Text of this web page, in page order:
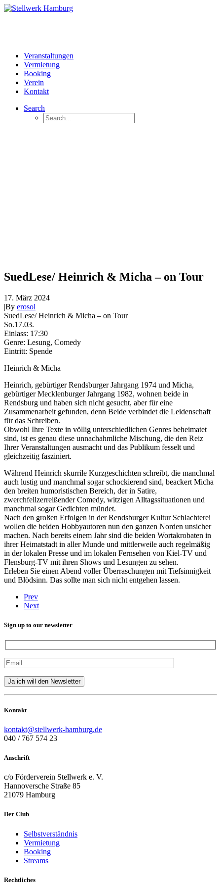
Veranstaltungen
Vermietung
Booking
Verein
Kontakt
Search
SuedLese/ Heinrich & Micha – on Tour
17. März 2024
|By erosol
SuedLese/ Heinrich & Micha – on Tour
So.17.03.
Einlass: 17:30
Genre: Lesung, Comedy
Eintritt: Spende
Heinrich & Micha
Heinrich, gebürtiger Rendsburger Jahrgang 1974 und Micha,
gebürtiger Mecklenburger Jahrgang 1982, wohnen beide in
Rendsburg und haben sich nicht gesucht, aber für eine
Zusammenarbeit gefunden, denn Beide verbindet die Leidenschaft
für das Schreiben.
Obwohl Ihre Texte in völlig unterschiedlichen Genres beheimatet
sind, ist es genau diese unnachahmliche Mischung, die den Reiz
Ihrer Veranstaltungen ausmacht und das Publikum fesselt und
gleichzeitig fasziniert.
Während Heinrich skurrile Kurzgeschichten schreibt, die manchmal
auch lustig und manchmal sogar schockierend sind, beackert Micha
den breiten humoristischen Bereich, der in Satire,
zwerchfellzerreißender Comedy, witzigen Alltagssituationen und
manchmal sogar Gedichten mündet.
Nach den großen Erfolgen in der Rendsburger Kultur Schlachterei
wollen die beiden Hobbyautoren nun den ganzen Norden unsicher
machen. Nach bereits einem Jahr sind die beiden Wortakrobaten in
ihrer Heimatstadt in aller Munde und mittlerweile auch regelmäßig
in der lokalen Presse und im lokalen Fernsehen von Kiel-TV und
Flensburg-TV mit ihren Shows und Lesungen zu sehen.
Erleben Sie einen Abend voller Überraschungen mit Tiefsinnigkeit
und Blödsinn. Das sollte man sich nicht entgehen lassen.
Prev
Next
Sign up to our newsletter
Kontakt
kontakt@stellwerk-hamburg.de
040 / 767 574 23
Anschrift
c/o Förderverein Stellwerk e. V.
Hannoversche Straße 85
21079 Hamburg
Der Club
Selbstverständnis
Vermietung
Booking
Streams
Rechtliches